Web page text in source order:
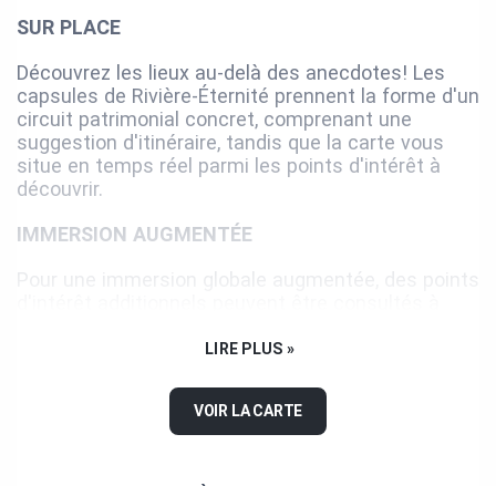
SUR PLACE
Découvrez les lieux au-delà des anecdotes! Les
capsules de Rivière-Éternité prennent la forme d'un
circuit patrimonial concret, comprenant une
suggestion d'itinéraire, tandis que la carte vous
situe en temps réel parmi les points d'intérêt à
découvrir.
IMMERSION AUGMENTÉE
Pour une immersion globale augmentée, des points
plus du circuit courant). Il suffit de sélectionner
du circuit ouverte, menu
).
OPTIMISEZ L'EXPÉRIENCE
LIRE PLUS »
VOIR LA CARTE